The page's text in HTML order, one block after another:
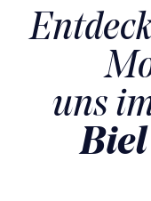
uns